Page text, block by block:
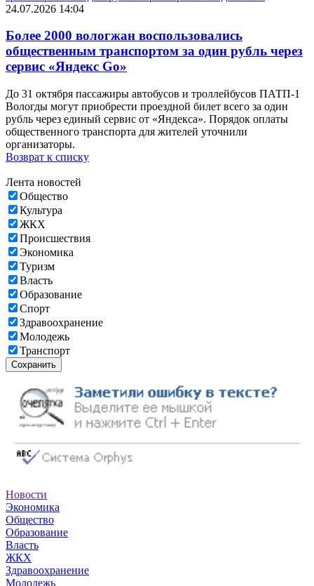
24.07.2026 14:04
Более 2000 вологжан воспользовались
общественным транспортом за один рубль через
сервис «Яндекс Gо»
До 31 октября пассажиры автобусов и троллейбусов ПАТП-1
Вологды могут приобрести проездной билет всего за один
рубль через единый сервис от «Яндекса». Порядок оплаты
общественного транспорта для жителей уточнили
организаторы.
Возврат к списку
Лента новостей
Общество
Культура
ЖКХ
Происшествия
Экономика
Туризм
Власть
Образование
Спорт
Здравоохранение
Молодежь
Транспорт
Сохранить
Новости
Экономика
Общество
Образование
Власть
ЖКХ
Здравоохранение
Молодежь